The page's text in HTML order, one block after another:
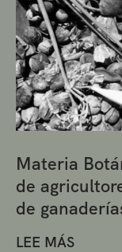
Materia
de
de
LEE MÁS